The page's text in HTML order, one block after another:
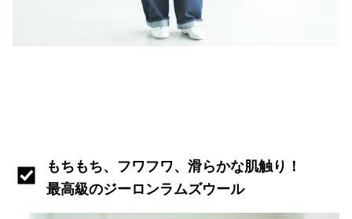
もちもち、フワフワ、滑らかな肌触り！
最高級のジーロンラムズウール